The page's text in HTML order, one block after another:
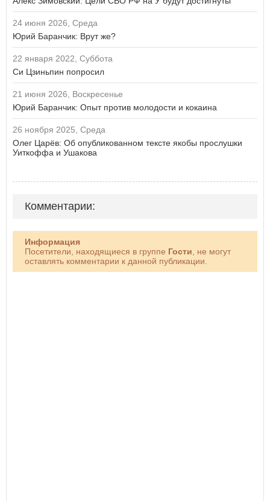
24 июня 2026, Среда
Юрий Баранчик: Врут же?
22 января 2022, Суббота
Си Цзиньпин попросил
21 июня 2026, Воскресенье
Юрий Баранчик: Опыт против молодости и кокаина
26 ноября 2025, Среда
Олег Царёв: Об опубликованном тексте якобы прослушки
Уиткоффа и Ушакова
Комментарии:
Информация
Посетители, находящиеся в группе Гости , не могут
оставлять комментарии к данной публикации.